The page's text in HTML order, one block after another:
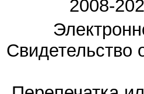
2008-